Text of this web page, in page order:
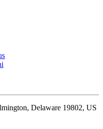
Delaware 19802, US